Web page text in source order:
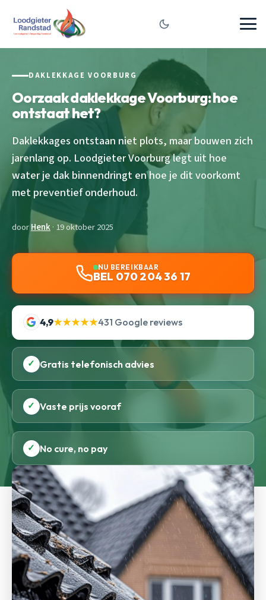
DAKLEKKAGE VOORBURG
Oorzaak daklekkage Voorburg: hoe
ontstaat het?
Daklekkages ontstaan niet plots, maar bouwen zich
jarenlang op. Loodgieter Voorburg legt uit hoe
water je dak binnendringt en hoe je dit voorkomt
met preventief onderhoud.
doorHenk· 19 oktober 2025
NU BEREIKBAAR
BEL 070 204 36 17
4,9★★★★★431 Google reviews
✓ Gratis telefonisch advies
✓ Vaste prijs vooraf
✓ No cure, no pay